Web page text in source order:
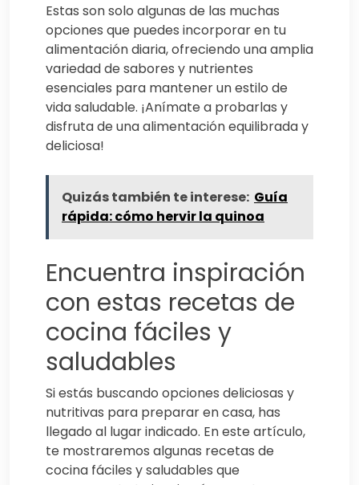
Estas son solo algunas de las muchas
opciones que puedes incorporar en tu
alimentación diaria, ofreciendo una amplia
variedad de sabores y nutrientes
esenciales para mantener un estilo de
vida saludable. ¡Anímate a probarlas y
disfruta de una alimentación equilibrada y
deliciosa!
Quizás también te interese: Guía
rápida: cómo hervir la quinoa
Encuentra inspiración
con estas recetas de
cocina fáciles y
saludables
Si estás buscando opciones deliciosas y
nutritivas para preparar en casa, has
llegado al lugar indicado. En este artículo,
te mostraremos algunas recetas de
cocina fáciles y saludables que